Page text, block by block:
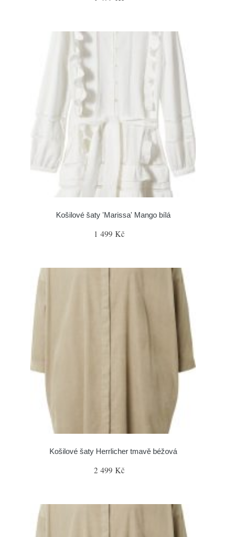
Košilové šaty 'Marissa' Mango bílá
1 499 Kč
Košilové šaty Herrlicher tmavě béžová
2 499 Kč